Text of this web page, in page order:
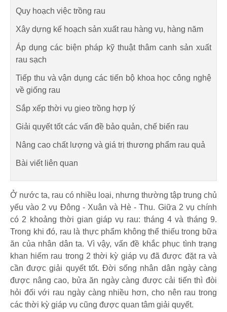
Quy hoạch việc trồng rau
Xây dựng kế hoạch sản xuất rau hàng vụ, hàng năm
Áp dụng các biện pháp kỹ thuật thâm canh sản xuất
rau sạch
Tiếp thu và vận dụng các tiến bộ khoa học công nghệ
về giống rau
Sắp xếp thời vụ gieo trồng hợp lý
Giải quyết tốt các vấn đề bảo quản, chế biến rau
Nâng cao chất lượng và giá trị thương phẩm rau quả
Bài viết liên quan
Ở nước ta, rau có nhiều loại, nhưng thường tập trung chủ
yếu vào 2 vụ Đông - Xuân và Hè - Thu. Giữa 2 vụ chính
có 2 khoảng thời gian giáp vụ rau: tháng 4 và tháng 9.
Trong khi đó, rau là thực phẩm không thể thiếu trong bữa
ăn của nhân dân ta. Vì vậy, vấn đề khắc phục tình trạng
khan hiếm rau trong 2 thời kỳ giáp vụ đã được đặt ra và
cần được giải quyết tốt. Đời sống nhân dân ngày càng
được nâng cao, bửa ăn ngày càng được cải tiến thì đòi
hỏi đối với rau ngày càng nhiều hơn, cho nên rau trong
các thời kỳ giáp vụ cũng được quan tâm giải quyết.